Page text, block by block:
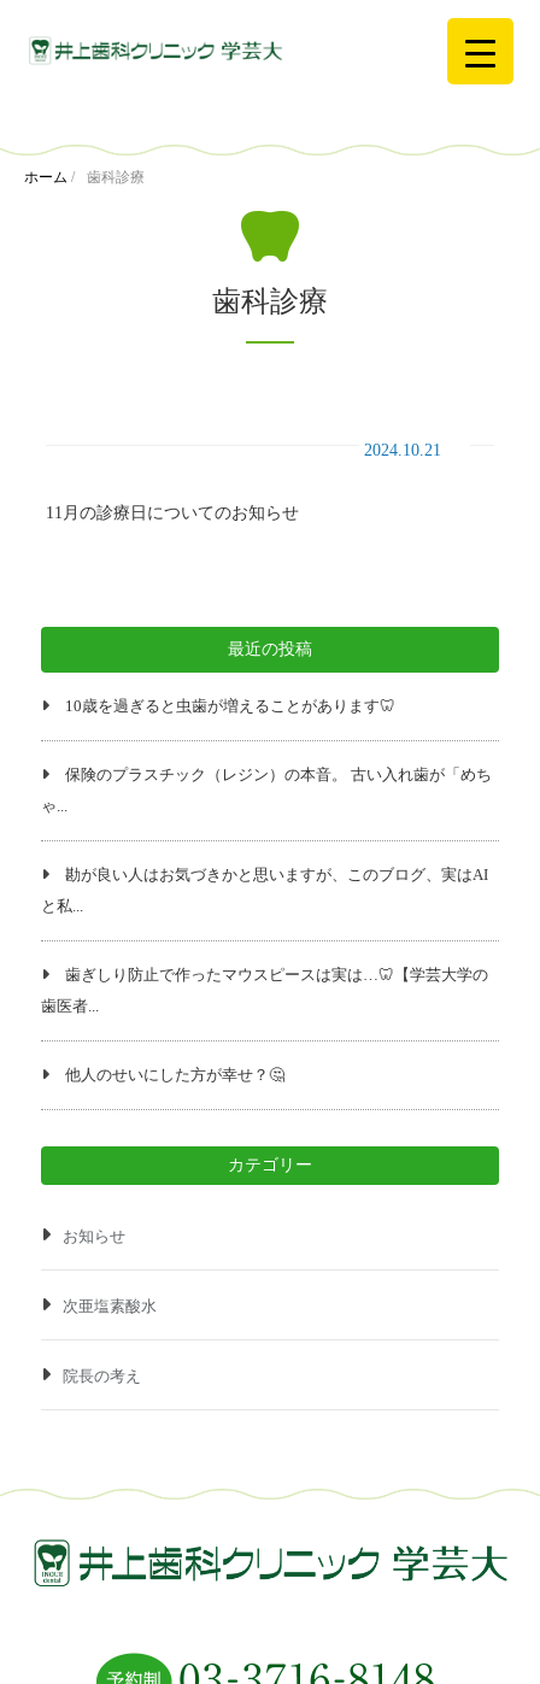
ホーム / 歯科診療
歯科診療
2024.10.21
11月の診療日についてのお知らせ
最近の投稿
10歳を過ぎると虫歯が増えることがあります🦷
保険のプラスチック（レジン）の本音。 古い入れ歯が「めち
ゃ...
勘が良い人はお気づきかと思いますが、このブログ、実はAI
と私...
歯ぎしり防止で作ったマウスピースは実は…🦷【学芸大学の
歯医者...
他人のせいにした方が幸せ？🤔
カテゴリー
お知らせ
次亜塩素酸水
院長の考え